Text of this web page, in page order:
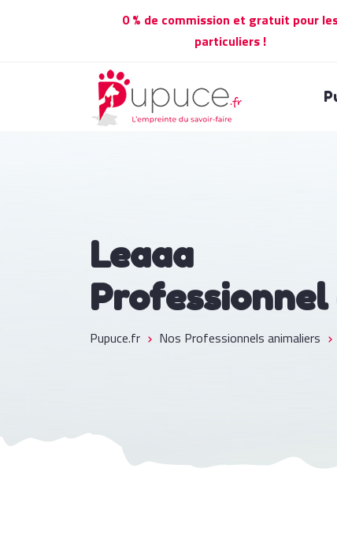
0 % de commission et gratuit pour
particuliers !
Leaaa
Pupuce.fr Nos Professionnels animaliers